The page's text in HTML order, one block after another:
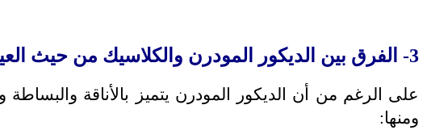
3- الفرق بين الديكور المودرن والكلاسيك من حيث العيوب
على الرغم من أن الديكور المودرن يتميز بالأناقة
ومنها: